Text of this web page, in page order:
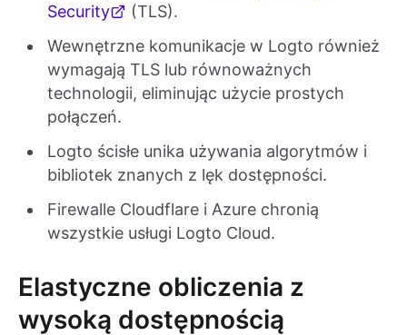
Security
(TLS).
Wewnętrzne komunikacje w Logto również
wymagają TLS lub równoważnych
technologii, eliminując użycie prostych
połączeń.
Logto ścisłe unika używania algorytmów i
bibliotek znanych z lęk dostępności.
Firewalle Cloudflare i Azure chronią
wszystkie usługi Logto Cloud.
Elastyczne obliczenia z
wysoką dostępnością